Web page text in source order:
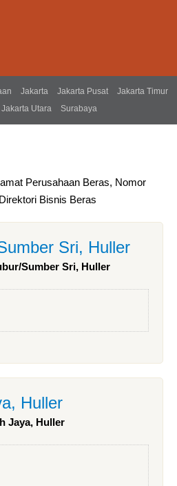
Jakarta Jakarta Pusat
Jakarta Timur
Jakarta Utara Surabaya
Perusahaan Beras, Nomor
Bisnis Beras
Sri, Huller
Sumber Sri, Huller
Huller
Jaya, Huller